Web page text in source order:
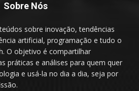
Sobre Nós
sobre inovação, tendências
artificial, programação e tudo o
O objetivo é compartilhar
práticas e análises para quem quer
e usá-la no dia a dia, seja por